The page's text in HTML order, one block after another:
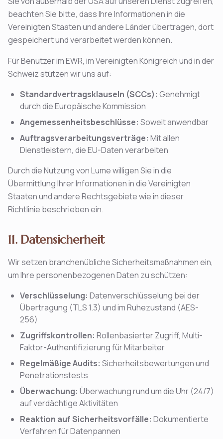
beachten Sie bitte, dass Ihre Informationen in die
Vereinigten Staaten und andere Länder übertragen, dort
gespeichert und verarbeitet werden können.
Für Benutzer im EWR, im Vereinigten Königreich und in der
Schweiz stützen wir uns auf:
Standardvertragsklauseln (SCCs): Genehmigt
durch die Europäische Kommission
Angemessenheitsbeschlüsse: Soweit anwendbar
Auftragsverarbeitungsverträge: Mit allen
Dienstleistern, die EU-Daten verarbeiten
Durch die Nutzung von Lume willigen Sie in die
Übermittlung Ihrer Informationen in die Vereinigten
Staaten und andere Rechtsgebiete wie in dieser
Richtlinie beschrieben ein.
11. Datensicherheit
Wir setzen branchenübliche Sicherheitsmaßnahmen ein,
um Ihre personenbezogenen Daten zu schützen:
Verschlüsselung: Datenverschlüsselung bei der
Übertragung (TLS 1.3) und im Ruhezustand (AES-
256)
Zugriffskontrollen: Rollenbasierter Zugriff, Multi-
Faktor-Authentifizierung für Mitarbeiter
Regelmäßige Audits: Sicherheitsbewertungen und
Penetrationstests
Überwachung: Überwachung rund um die Uhr (24/7)
auf verdächtige Aktivitäten
Reaktion auf Sicherheitsvorfälle: Dokumentierte
Verfahren für Datenpannen